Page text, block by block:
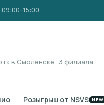
в Смоленске · 3 филиала
Розыгрыш от NSVS NEW